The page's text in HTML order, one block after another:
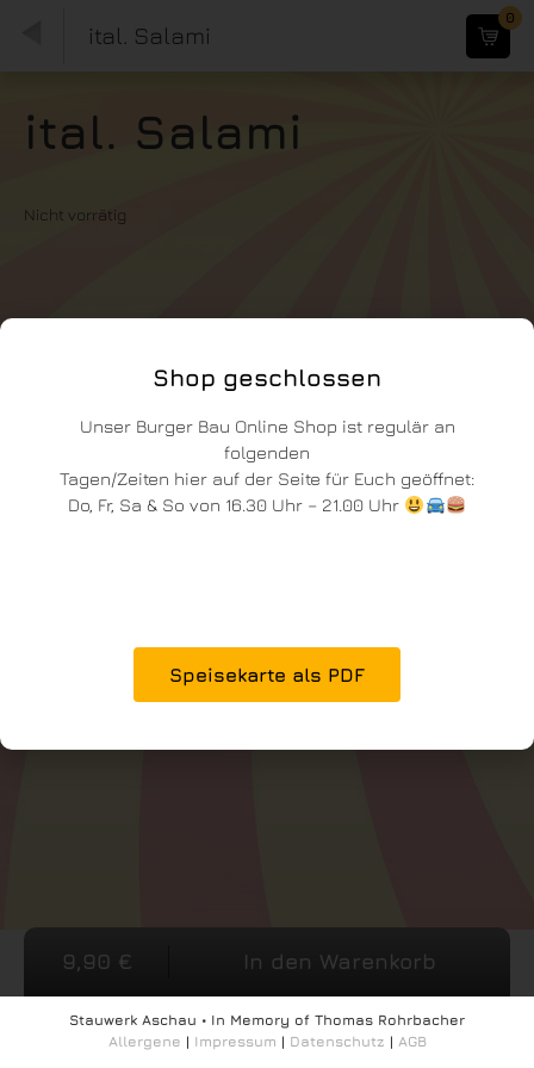
ital. Salami
0
ital. Salami
Nicht vorrätig
9,90 € In den Warenkorb
Stauwerk Aschau • In Memory of Thomas Rohrbacher
Allergene | Impressum | Datenschutz | AGB
Shop geschlossen
Unser Burger Bau Online Shop ist regulär an
folgenden
Tagen/Zeiten hier auf der Seite für Euch geöffnet:
Do, Fr, Sa & So von 16.30 Uhr – 21.00 Uhr
Speisekarte als PDF